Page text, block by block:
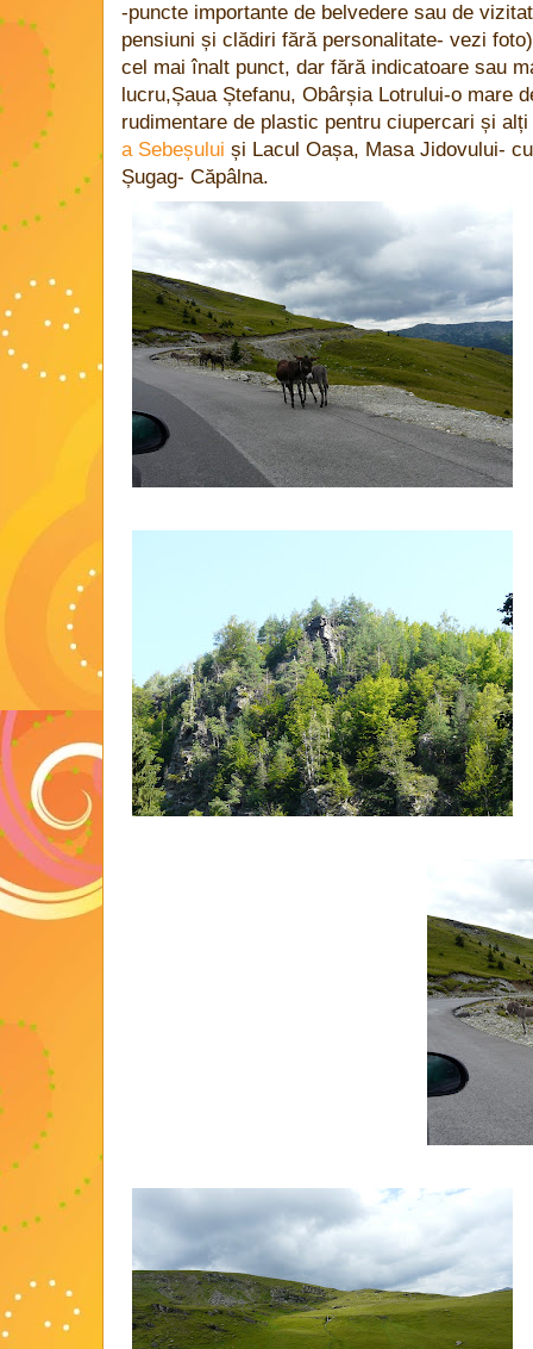
-puncte importante de belvedere sau de
pensiuni și clădiri fără personalitate- vezi
cel mai înalt punct, dar fără indicatoare sau
lucru,Șaua Ștefanu, Obârșia Lotrului-o mare
rudimentare de plastic pentru ciupercari și
a Sebeșului și Lacul Oașa, Masa Jidovului-
Șugag- Căpâlna.